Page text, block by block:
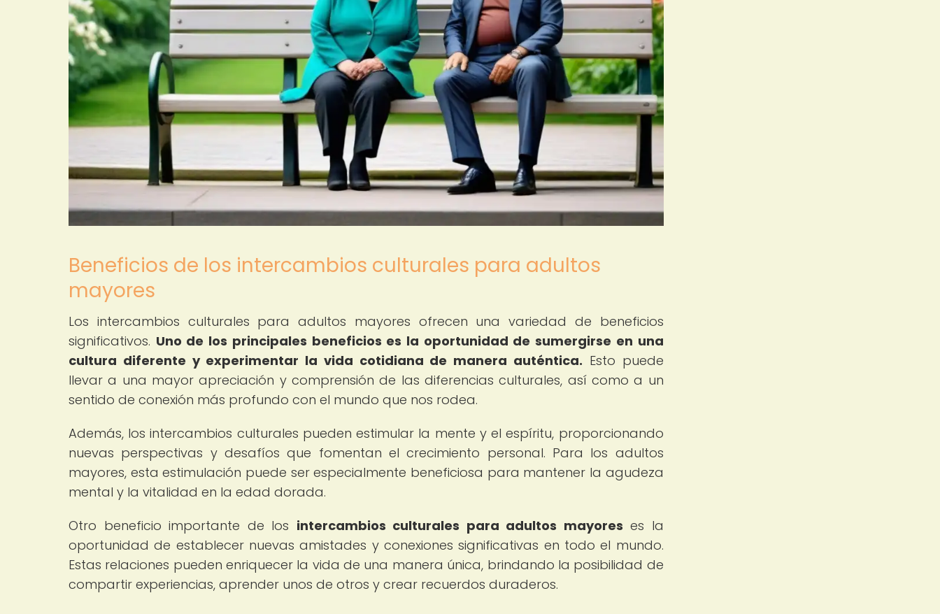
Beneficios de los intercambios culturales para adultos
mayores
Los intercambios culturales para adultos mayores ofrecen una variedad de beneficios
significativos. Uno de los principales beneficios es la oportunidad de sumergirse en una
cultura diferente y experimentar la vida cotidiana de manera auténtica. Esto puede
llevar a una mayor apreciación y comprensión de las diferencias culturales, así como a un
sentido de conexión más profundo con el mundo que nos rodea.
Además, los intercambios culturales pueden estimular la mente y el espíritu, proporcionando
nuevas perspectivas y desafíos que fomentan el crecimiento personal. Para los adultos
mayores, esta estimulación puede ser especialmente beneficiosa para mantener la agudeza
mental y la vitalidad en la edad dorada.
Otro beneficio importante de los intercambios culturales para adultos mayores es la
oportunidad de establecer nuevas amistades y conexiones significativas en todo el mundo.
Estas relaciones pueden enriquecer la vida de una manera única, brindando la posibilidad de
compartir experiencias, aprender unos de otros y crear recuerdos duraderos.